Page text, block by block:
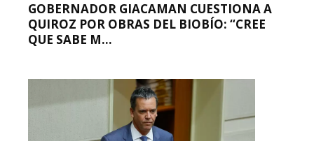
GOBERNADOR GIACAMAN CUESTIONA A
QUIROZ POR OBRAS DEL BIOBÍO: “CREE
QUE SABE M...